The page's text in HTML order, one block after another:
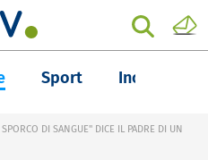
Sport Inchieste
DI SANGUE" DICE IL PADRE DI UN